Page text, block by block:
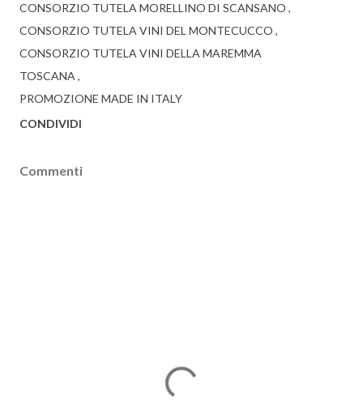
CONSORZIO TUTELA MORELLINO DI SCANSANO
CONSORZIO TUTELA VINI DEL MONTECUCCO
CONSORZIO TUTELA VINI DELLA MAREMMA
TOSCANA
PROMOZIONE MADE IN ITALY
CONDIVIDI
Commenti